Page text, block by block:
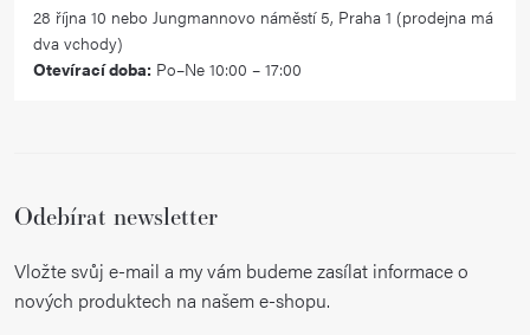
28 října 10 nebo Jungmannovo náměstí 5, Praha 1 (prodejna má
dva vchody)
Otevírací doba: Po–Ne 10:00 – 17:00
Odebírat newsletter
Vložte svůj e-mail a my vám budeme zasílat informace o
nových produktech na našem e-shopu.